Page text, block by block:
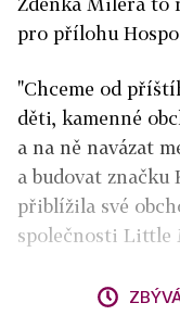
pro přílohu
"Chceme od
děti, kamenné
a na ně navázat
a budovat
přiblížila své
společnosti Little